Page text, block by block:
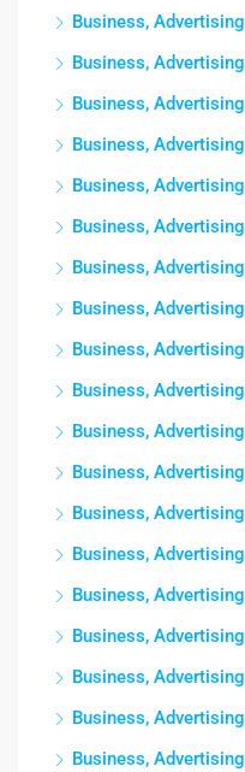
Business, Advertising
Business, Advertising
Business, Advertising
Business, Advertising
Business, Advertising
Business, Advertising
Business, Advertising
Business, Advertising
Business, Advertising
Business, Advertising
Business, Advertising
Business, Advertising
Business, Advertising
Business, Advertising
Business, Advertising
Business, Advertising
Business, Advertising
Business, Advertising
Business, Advertising